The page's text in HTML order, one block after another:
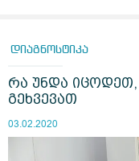
დიაგნოსტიკა
რა უნდა
გეხვევათ
03.02.2020